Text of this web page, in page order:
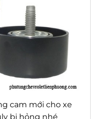
cam mới cho xe
bị hỏng nhé